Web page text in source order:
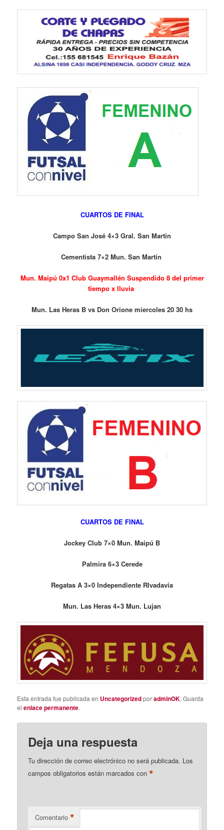
CUARTOS DE FINAL
Campo San José 4×3 Gral. San Martín
Cementista 7×2 Mun. San Martín
Mun. Maipú 0x1 Club Guaymallén Suspendido 8 del primer
tiempo x lluvia
Mun. Las Heras B vs Don Orione miercoles 20 30 hs
CUARTOS DE FINAL
Jockey Club 7×0 Mun. Maipú B
Palmira 6×3 Cerede
Regatas A 3×0 Independiente RIvadavia
Mun. Las Heras 4×3 Mun. Lujan
Esta entrada fue publicada en UncategorizedporadminOK. Guarda
elenlace permanente.
Deja una respuesta
Tu dirección de correo electrónico no será publicada. Los
campos obligatorios están marcados con*
Comentario *